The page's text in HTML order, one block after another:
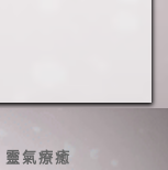
靈氣療癒